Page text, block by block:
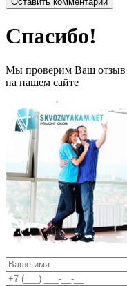
Спасибо!
Мы проверим Ваш отзыв
на нашем сайте